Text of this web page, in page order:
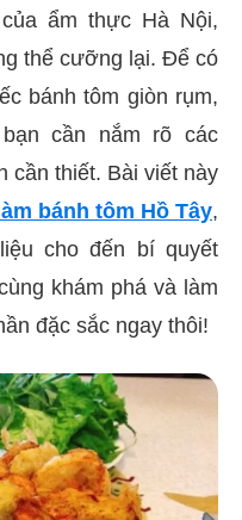
ẩm thực Hà Nội,
thể cưỡng lại. Để có
bánh tôm giòn rụm,
cần nắm rõ các
cần thiết. Bài viết này
bánh tôm Hồ Tây,
cho đến bí quyết
khám phá và làm
đặc sắc ngay thôi!